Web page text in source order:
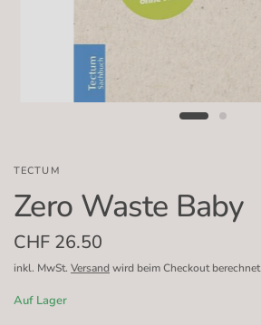
TECTUM
Zero Waste Baby
CHF 26.50
inkl. MwSt. Versandwird beim Checkout berechnet
Auf Lager